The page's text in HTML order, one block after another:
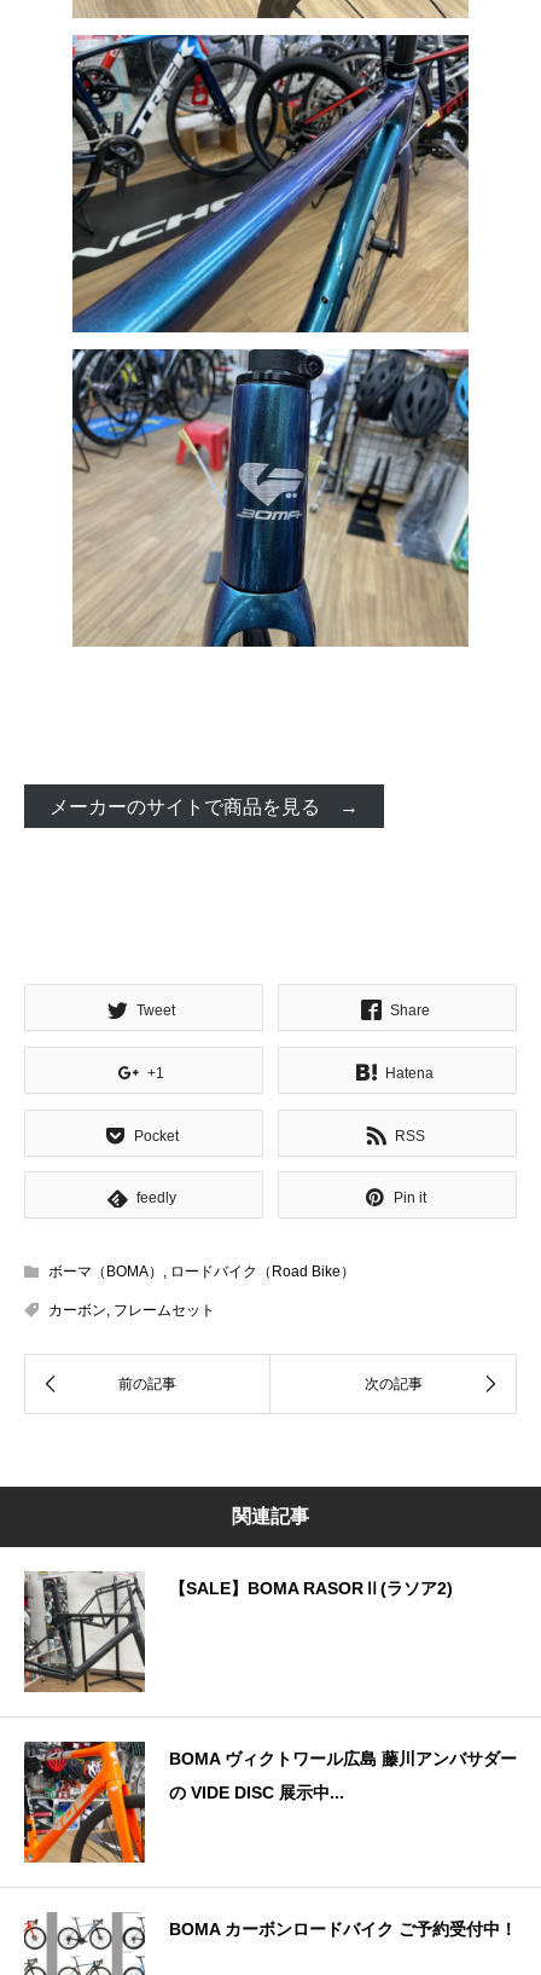
メーカーのサイトで商品を見る →
Tweet Share
+1 Hatena
Pocket RSS
feedly Pin it
ボーマ（BOMA） , ロードバイク（Road Bike）
カーボン, フレームセット
関連記事
【SALE】BOMA RASORⅡ(ラソア2)
BOMA ヴィクトワール広島 藤川アンバサダー
の VIDE DISC 展示中...
BOMA カーボンロードバイク ご予約受付中！